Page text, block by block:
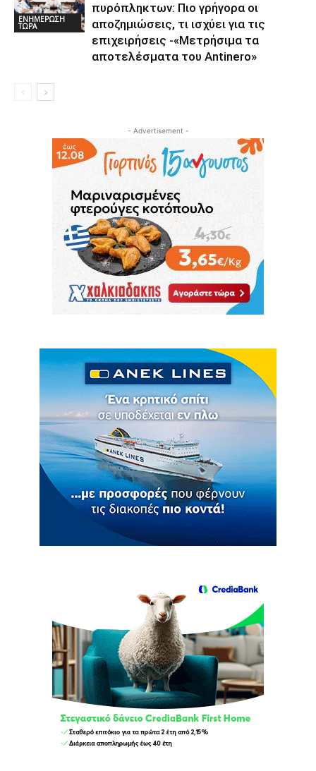
ΕΝΗΜΕΡΩΣΗ
ΤΩΡΑ
πυρόπληκτων: Πιο γρήγορα οι
αποζημιώσεις, τι ισχύει για τις
επιχειρήσεις -«Μετρήσιμα τα
αποτελέσματα του Αntinero»
- Advertisement -